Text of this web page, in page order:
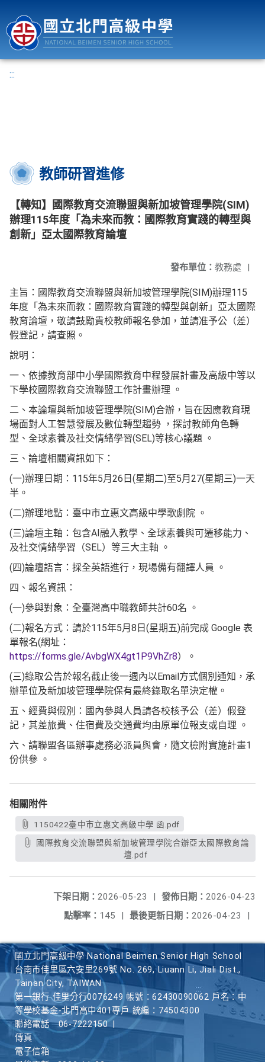
:::
教師研習進修
【轉知】國際教育交流聯盟與新加坡管理學院(SIM)
辦理115年度「為未來而教：國際教育實踐的轉型與
創新」亞太國際教育論壇
發布單位： 教務處 |
主旨：國際教育交流聯盟與新加坡管理學院(SIM)辦理115
年度「為未來而教：國際教育實踐的轉型與創新」亞太國際
教育論壇，敬請鼓勵貴校教師報名參加，並請准予公（差）
假登記，請查照。
說明：
一、依據教育部中小學國際教育中程發展計畫及高級中等以
下學校國際教育交流聯盟工作計畫辦理 。
二、本論壇與新加坡管理學院(SIM)合辦，旨在因應教育現
場面對人工智慧發展及數位轉型趨勢 ，探討教師角色轉
型、全球素養及社交情緒學習(SEL)等核心議題 。
三、論壇相關資訊如下：
(一)辦理日期：115年5月26日(星期二)至5月27(星期三)一天
半。
(二)辦理地點：臺中市立惠文高級中學歌劇院 。
(三)論壇主軸：包含AI融入教學、全球素養與可遷移能力、
及社交情緒學習（SEL）等三大主軸 。
(四)論壇語言：採全英語進行，現場備有翻譯人員 。
四、報名資訊：
(一)參與對象：全臺灣高中職教師共計60名 。
(二)報名方式：請於115年5月8日(星期五)前完成 Google 表
單報名(網址：
https://forms.gle/AvbgWX4gt1P9VhZr8）。
(三)錄取公告於報名截止後一週內以Email方式個別通知，承
辦單位及新加坡管理學院保有最終錄取名單決定權。
五、經費與假別：國內參與人員請各校核予公（差）假登
記，其差旅費、住宿費及交通費均由原單位報支或自理 。
六、請聯盟各區辦事處務必派員與會，隨文檢附實施計畫1
份供參 。
相關附件
1150422臺中市立惠文高級中學 函.pdf
壇.pdf
發佈日期： 2026-04-23
下架日期： 2026-05-23
|
最後更新日期： 2026-04-23 |
點擊率： 145 |
國立北門高級中學 National Beimen Senior High School
台南市佳里區六安里269號 No. 269, Liuann Li, Jiali Dist.,
Tainan City, TAIWAN
第一銀行 佳里分行0076249 帳號：62430090062 戶名：中
等學校基金-北門高中401專戶 統編：74504300
聯絡電話
06-7222150
傳真
電子信箱